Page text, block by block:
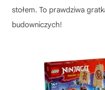
stołem. To prawdziwa
budowniczych!